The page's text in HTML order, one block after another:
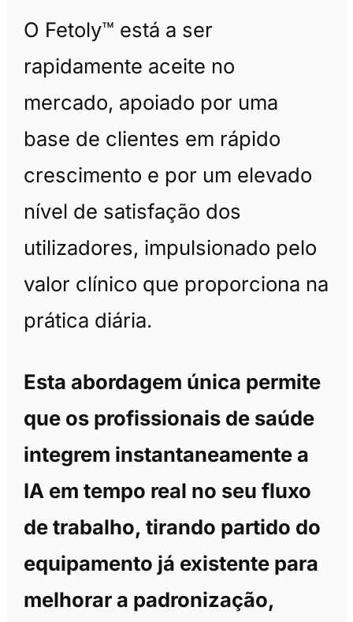
O Fetoly™ está a ser
rapidamente aceite no
mercado, apoiado por uma
base de clientes em rápido
crescimento e por um elevado
nível de satisfação dos
utilizadores, impulsionado pelo
valor clínico que proporciona na
prática diária.
Esta abordagem única permite
que os profissionais de saúde
integrem instantaneamente a
IA em tempo real no seu fluxo
de trabalho, tirando partido do
equipamento já existente para
melhorar a padronização,